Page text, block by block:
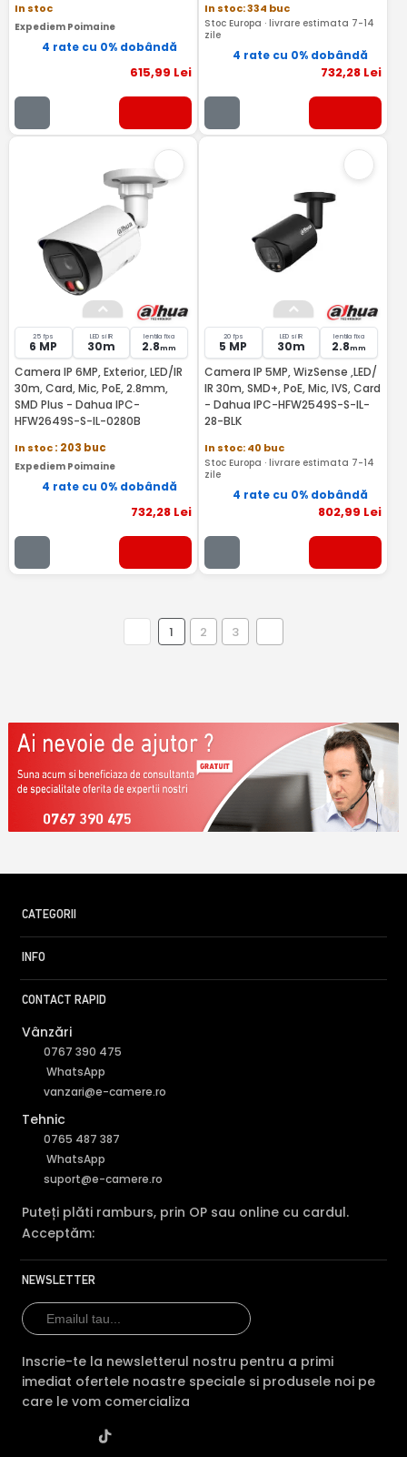
In stoc
Expediem Poimaine
4 rate cu 0% dobândă
615,99 Lei
In stoc: 334 buc
Stoc Europa · livrare estimata 7-14
zile
4 rate cu 0% dobândă
732,28 Lei
25 fps
6 MP
LED si IR
30m
lentila fixa
2.8mm
Camera IP 6MP, Exterior, LED/IR
30m, Card, Mic, PoE, 2.8mm,
SMD Plus - Dahua IPC-
HFW2649S-S-IL-0280B
In stoc: 203 buc
Expediem Poimaine
4 rate cu 0% dobândă
732,28Lei
20 fps
5 MP
LED si IR
30m
lentila fixa
2.8mm
Camera IP 5MP, WizSense ,LED/
IR 30m, SMD+, PoE, Mic, IVS, Card
- Dahua IPC-HFW2549S-S-IL-
28-BLK
In stoc: 40 buc
Stoc Europa · livrare estimata 7-14
zile
4 rate cu 0% dobândă
802,99 Lei
1 2 3
0767 390 475
CATEGORII
INFO
CONTACT RAPID
Vânzări
0767 390 475
WhatsApp
vanzari@e-camere.ro
Tehnic
0765 487 387
WhatsApp
suport@e-camere.ro
Puteți plăti ramburs, prin OP sau online cu cardul.
Acceptăm:
NEWSLETTER
Inscrie-te la newsletterul nostru pentru a primi
imediat ofertele noastre speciale si produsele noi pe
care le vom comercializa